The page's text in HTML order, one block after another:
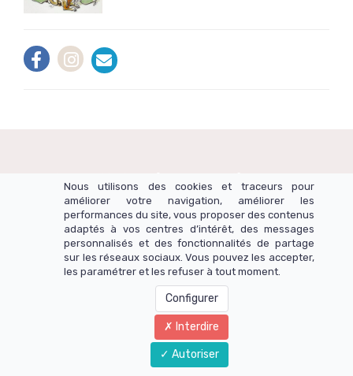
d'AbracadaMoi tu verras ça en vaut la peine !
Pour info, tu pourras te désabonner quand tu voudras.. elle est pas
belle la vie?
Nous utilisons des cookies et traceurs pour
améliorer votre navigation, améliorer les
performances du site, vous proposer des contenus
adaptés à vos centres d’intérêt, des messages
personnalisés et des fonctionnalités de partage
sur les réseaux sociaux. Vous pouvez les accepter,
les paramétrer et les refuser à tout moment.
Configurer
Interdire
Autoriser